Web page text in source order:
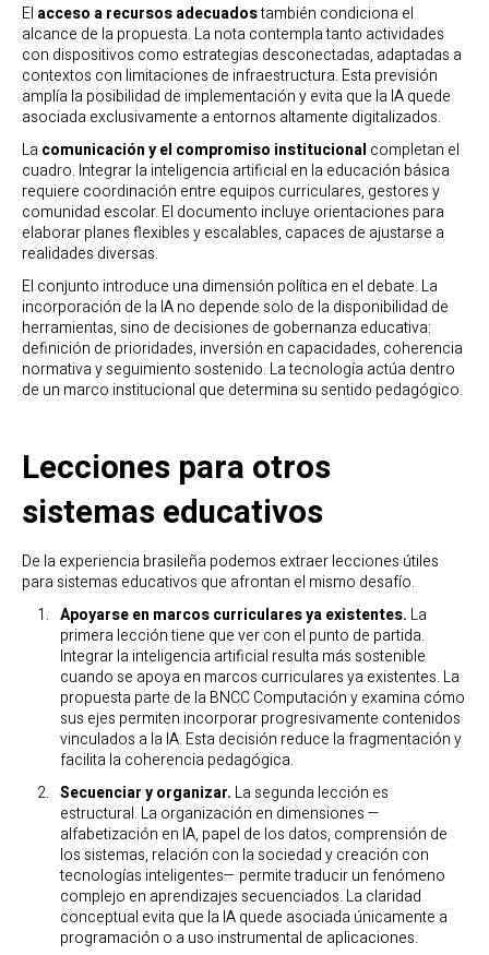
El acceso a recursos adecuadostambién condiciona el
alcance de la propuesta. La nota contempla tanto actividades
con dispositivos como estrategias desconectadas, adaptadas a
contextos con limitaciones de infraestructura. Esta previsión
amplía la posibilidad de implementación y evita que la IA quede
asociada exclusivamente a entornos altamente digitalizados.
La comunicación y el compromiso institucional completan el
cuadro. Integrar la inteligencia artificial en la educación básica
requiere coordinación entre equipos curriculares, gestores y
comunidad escolar. El documento incluye orientaciones para
elaborar planes flexibles y escalables, capaces de ajustarse a
realidades diversas.
El conjunto introduce una dimensión política en el debate. La
incorporación de la IA no depende solo de la disponibilidad de
herramientas, sino de decisiones de gobernanza educativa:
definición de prioridades, inversión en capacidades, coherencia
normativa y seguimiento sostenido. La tecnología actúa dentro
de un marco institucional que determina su sentido pedagógico.
Lecciones para otros
sistemas educativos
De la experiencia brasileña podemos extraer lecciones útiles
para sistemas educativos que afrontan el mismo desafío.
Apoyarse en marcos curriculares ya existentes. La
primera lección tiene que ver con el punto de partida.
Integrar la inteligencia artificial resulta más sostenible
cuando se apoya en marcos curriculares ya existentes. La
propuesta parte de la BNCC Computación y examina cómo
sus ejes permiten incorporar progresivamente contenidos
vinculados a la IA. Esta decisión reduce la fragmentación y
facilita la coherencia pedagógica.
Secuenciar y organizar. La segunda lección es
estructural. La organización en dimensiones —
alfabetización en IA, papel de los datos, comprensión de
los sistemas, relación con la sociedad y creación con
tecnologías inteligentes— permite traducir un fenómeno
complejo en aprendizajes secuenciados. La claridad
conceptual evita que la IA quede asociada únicamente a
programación o a uso instrumental de aplicaciones.